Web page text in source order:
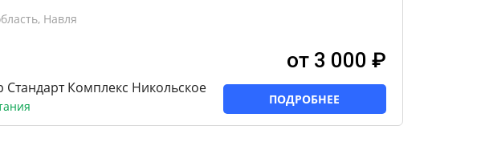
Навля
Комплекс Никольское
от 3 000 ₽
ПОДРОБНЕЕ